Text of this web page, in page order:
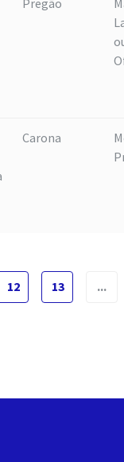
Pregão
Carona
12 13 ...